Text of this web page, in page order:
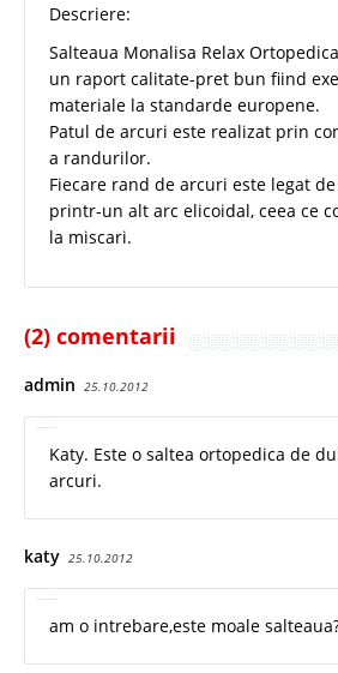
Descriere:
Salteaua Monalisa Relax
un raport calitate-pret bun fiind
materiale la standarde europene.
Patul de arcuri este realizat prin
a randurilor.
Fiecare rand de arcuri este legat
printr-un alt arc elicoidal, ceea ce
la miscari.
(2) comentarii
admin 25.10.2012
Katy. Este o saltea ortopedica de
arcuri.
katy 25.10.2012
am o intrebare,este moale